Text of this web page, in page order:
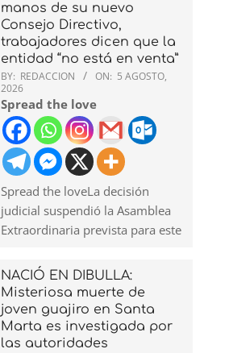
manos de su nuevo
Consejo Directivo,
trabajadores dicen que la
entidad “no está en venta”
BY: REDACCION ON: 5 AGOSTO,
2026
Spread the love
Spread the loveLa decisión
judicial suspendió la Asamblea
Extraordinaria prevista para este
NACIÓ EN DIBULLA:
Misteriosa muerte de
joven guajiro en Santa
Marta es investigada por
las autoridades